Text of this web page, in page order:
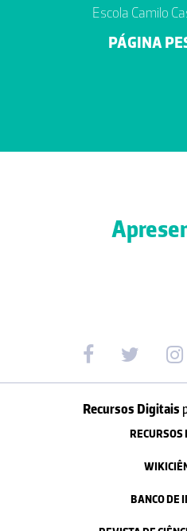
Escola Camilo
PÁGINA
Recursos Digitais
RECURSOS
BANCO DE